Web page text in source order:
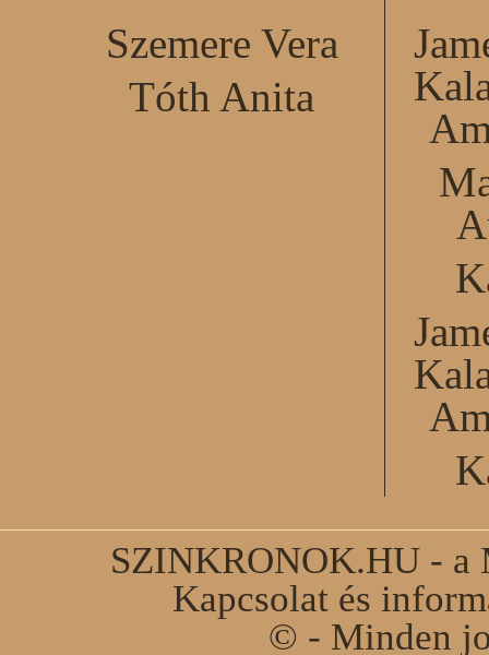
Szemere Vera
Tóth Anita
SZINKRONOK.HU - a
Kapcsolat és
© - Minden